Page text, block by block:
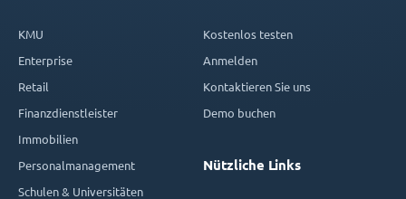
KMU
Enterprise
Retail
Finanzdienstleister
Immobilien
Personalmanagement
Schulen & Universitäten
Kostenlos testen
Anmelden
Kontaktieren Sie uns
Demo buchen
Nützliche Links